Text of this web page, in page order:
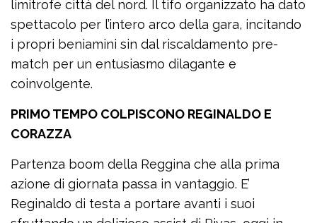
limitrofe città del nord. Il tifo organizzato ha dato
spettacolo per l’intero arco della gara, incitando
i propri beniamini sin dal riscaldamento pre-
match per un entusiasmo dilagante e
coinvolgente.
PRIMO TEMPO COLPISCONO REGINALDO E
CORAZZA
Partenza boom della Reggina che alla prima
azione di giornata passa in vantaggio. E’
Reginaldo di testa a portare avanti i suoi